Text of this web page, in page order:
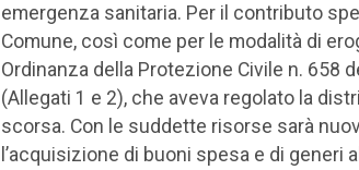
emergenza sanitaria. Per il contributo
Comune, così come per le modalità di
Ordinanza della Protezione Civile n. 658
(Allegati 1 e 2), che aveva regolato la
scorsa. Con le suddette risorse sarà
l’acquisizione di buoni spesa e di generi